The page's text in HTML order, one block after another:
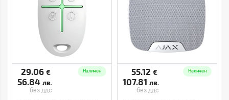
29.06 €
56.84 лв.
без ддс
Наличен 55.12 €
107.81 лв.
без ддс
Наличен